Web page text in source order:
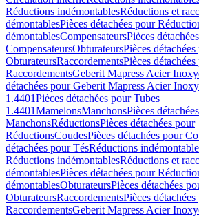
Réductions indémontablesRéductions et
démontablesPièces détachées pour
démontablesCompensateursPièces
CompensateursObturateursPièces
ObturateursRaccordementsPièces
RaccordementsGeberit Mapress Acier
détachées pour Geberit Mapress Acier
1.4401Pièces détachées pour Tubes
1.4401MamelonsManchonsPièces
ManchonsRéductionsPièces détachées pour
RéductionsCoudesPièces détachées pour
détachées pour TésRéductions
Réductions indémontablesRéductions et
démontablesPièces détachées pour
démontablesObturateursPièces détachées
ObturateursRaccordementsPièces
RaccordementsGeberit Mapress Acier